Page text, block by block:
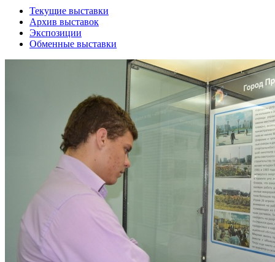
Текущие выставки
Архив выставок
Экспозиции
Обменные выставки